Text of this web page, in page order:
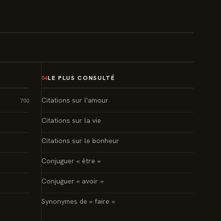
700
04LE PLUS CONSULTÉ
Citations sur l'amour
Citations sur la vie
Citations sur le bonheur
Conjuguer « être »
Conjuguer « avoir »
Synonymes de « faire »